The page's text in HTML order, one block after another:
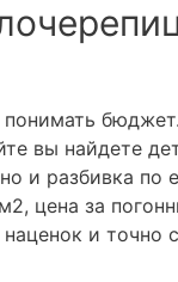
вы найдете
и разбивка по
цена за
и точно